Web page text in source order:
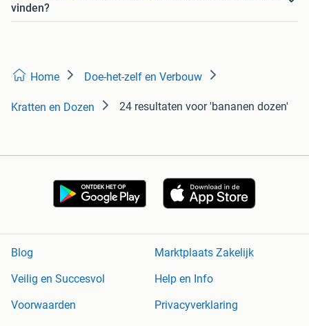
vinden?
Home Doe-het-zelf en Verbouw
Kratten en Dozen 24 resultaten voor 'bananen dozen'
Blog
Marktplaats Zakelijk
Veilig en Succesvol
Help en Info
Voorwaarden
Privacyverklaring